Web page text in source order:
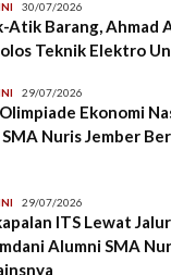
30/07/2026
Atik Barang, Ahmad
Teknik Elektro
29/07/2026
Ekonomi
Nuris Jember
29/07/2026
ITS Lewat Jalur
Alumni SMA